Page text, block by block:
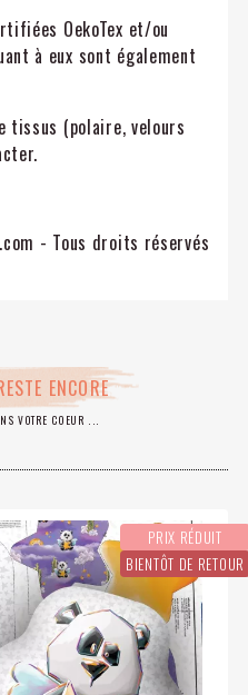
OekoTex et/ou
à eux sont également
tissus (polaire, velours
- Tous droits réservés
ENCORE
VOTRE COEUR ...
PRIX RÉDUIT
BIENTÔT DE RETOUR